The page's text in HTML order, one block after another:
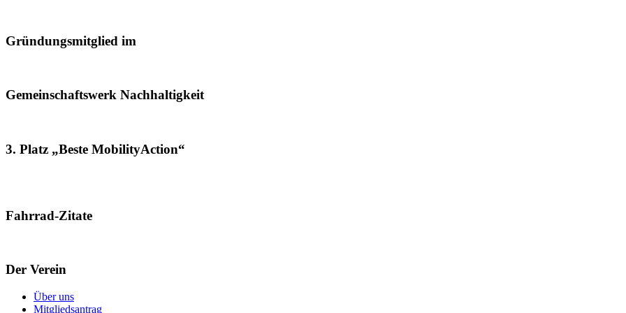
Gründungsmitglied im
Gemeinschaftswerk Nachhaltigkeit
3. Platz „Beste MobilityAction“
Fahrrad-Zitate
Der Verein
Über uns
Mitgliedsantrag